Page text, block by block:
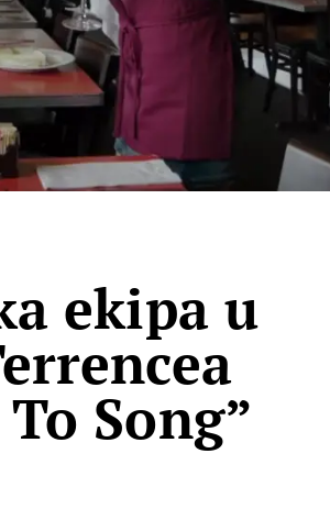
ekipa u
Song”